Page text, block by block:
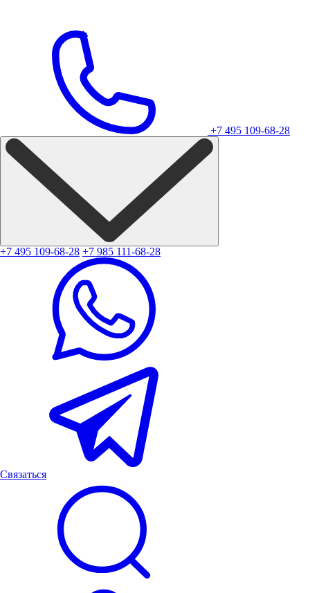
+7 495 109-68-28
+7 495 109-68-28 +7 985 111-68-28
Связаться